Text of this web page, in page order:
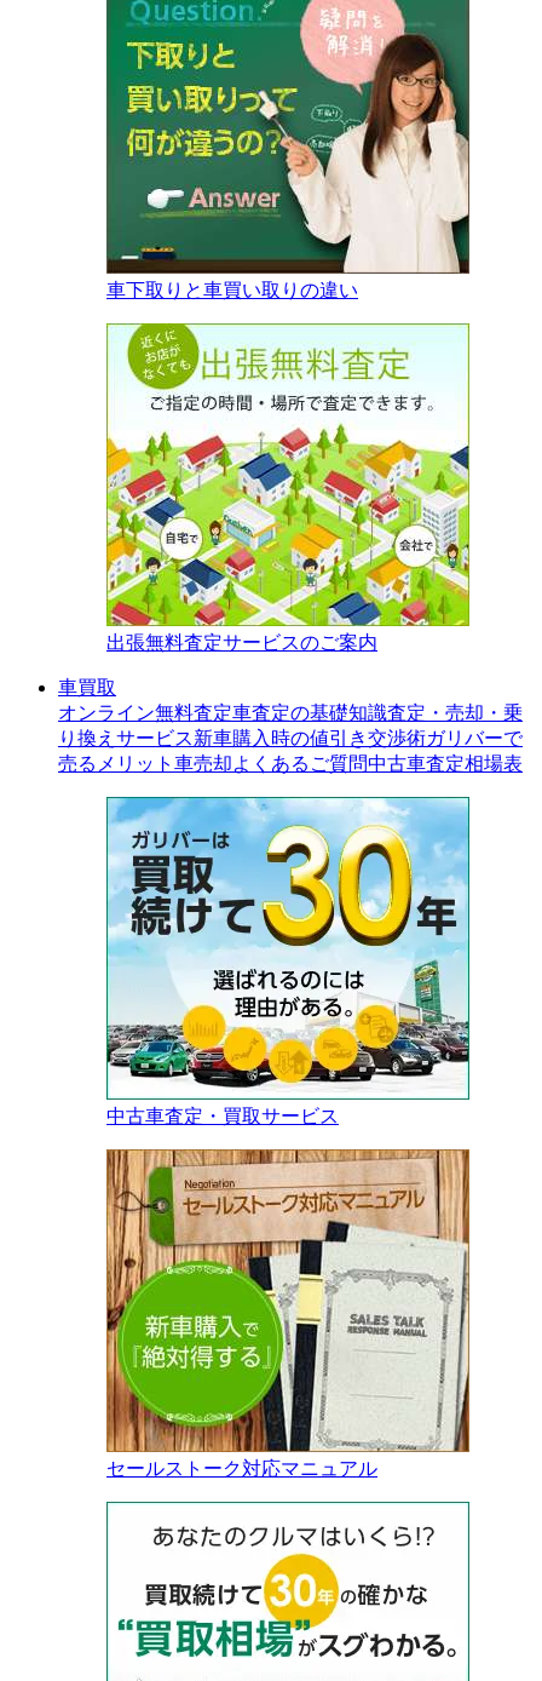
車下取りと車買い取りの違い
出張無料査定サービスのご案内
車買取
オンライン無料査定車査定の基礎知識査定・売却・乗
り換えサービス新車購入時の値引き交渉術ガリバーで
売るメリット 車売却よくあるご質問中古車査定相場表
中古車査定・買取サービス
セールストーク対応マニュアル